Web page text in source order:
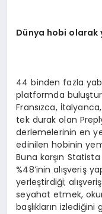
Dünya hobi olarak
44 binden fazla
platformda
Fransızca,
tek durak olan
derlemelerinin en
edinilen hobinin
Buna karşın Statista
%48’inin alışveriş
yerleştirdiği;
seyahat etmek,
başlıkların izlediğini